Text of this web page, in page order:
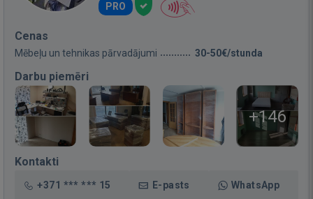
PRO
Cenas
Mēbeļu un tehnikas pārvadājumi 30-50€/stunda
Darbu piemēri
+146
Kontakti
+371 *** *** 15 E-pasts WhatsApp